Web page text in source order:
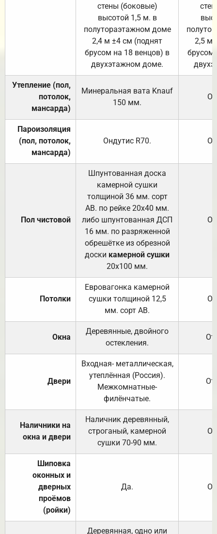
стены (боковые)
высотой 1,5 м. в
полутораэтажном доме
2,4 м ±4 см (поднят
брусом на 18 венцов) в
двухэтажном доме.
2,5 м
брусом
Утепление (пол,
потолок,
мансарда)
Минеральная вата Knauf
150 мм.
Пароизоляция
(пол, потолок,
мансарда)
Ондутис R70.
Пол чистовой
Шпунтованная доска
камерной сушки
толщиной 36 мм. сорт
АВ. по рейке 20х40 мм.
либо шпунтованная ДСП
16 мм. по разряженной
обрешётке из обрезной
доски камерной сушки
20х100 мм.
Потолки
Евровагонка камерной
сушки толщиной 12,5
мм. сорт АВ.
Окна
Деревянные, двойного
остекления.
Двери
Входная- металлическая,
утеплённая (Россия).
Межкомнатные-
филёнчатые.
Наличники на
окна и двери
Наличник деревянный,
строганый, камерной
сушки 70-90 мм.
Шиповка
оконных и
дверных
проёмов
(ройки)
Да.
Деревянная, одно или